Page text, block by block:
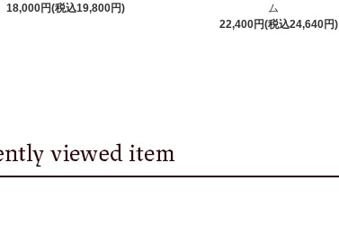
18,000円(税込19,800円)
ム
22,400円(税込24,640円)